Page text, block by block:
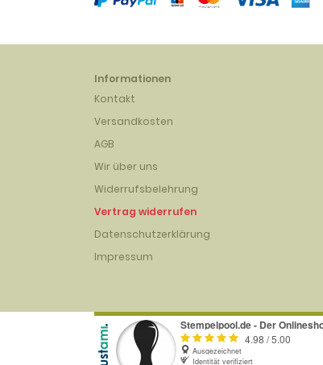
Informationen
Kontakt
Versandkosten
AGB
Wir über uns
Widerrufsbelehrung
Vertrag widerrufen
Datenschutzerklärung
Impressum